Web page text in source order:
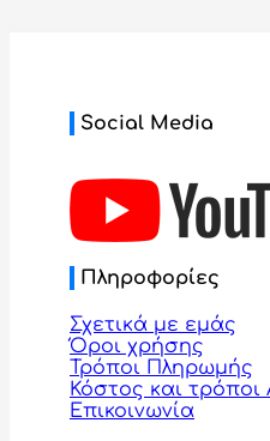
Social Media
Πληροφορίες
Σχετικά με εμάς
Όροι χρήσης
Τρόποι Πληρωμής
Κόστος και τρόποι
Επικοινωνία